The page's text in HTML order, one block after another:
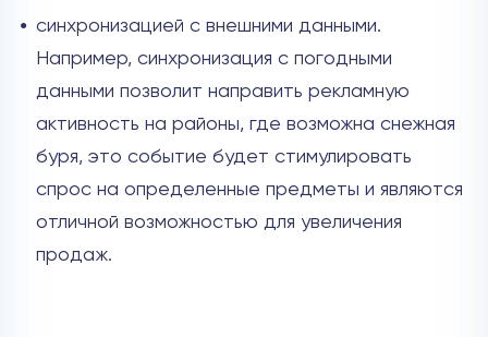
синхронизацией с внешними данными.
Например, синхронизация с погодными
данными позволит направить рекламную
активность на районы, где возможна снежная
буря, это событие будет стимулировать
спрос на определенные предметы и являются
отличной возможностью для увеличения
продаж.